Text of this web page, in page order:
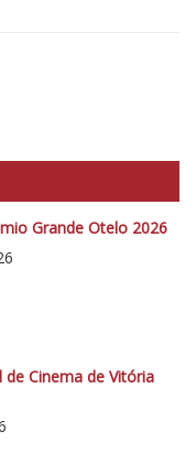
Grande Otelo 2026
Cinema de Vitória